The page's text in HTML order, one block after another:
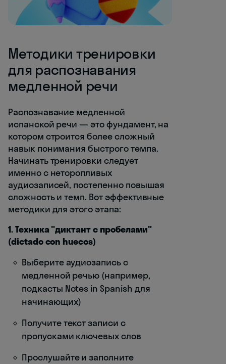
Методики тренировки
для распознавания
медленной речи
Распознавание медленной
испанской речи — это фундамент, на
котором строится более сложный
навык понимания быстрого темпа.
Начинать тренировки следует
именно с неторопливых
аудиозаписей, постепенно повышая
сложность и темп. Вот эффективные
методики для этого этапа:
1. Техника "диктант с пробелами"
(dictado con huecos)
Выберите аудиозапись с
медленной речью (например,
подкасты Notes in Spanish для
начинающих)
Получите текст записи с
пропусками ключевых слов
Прослушайте и заполните